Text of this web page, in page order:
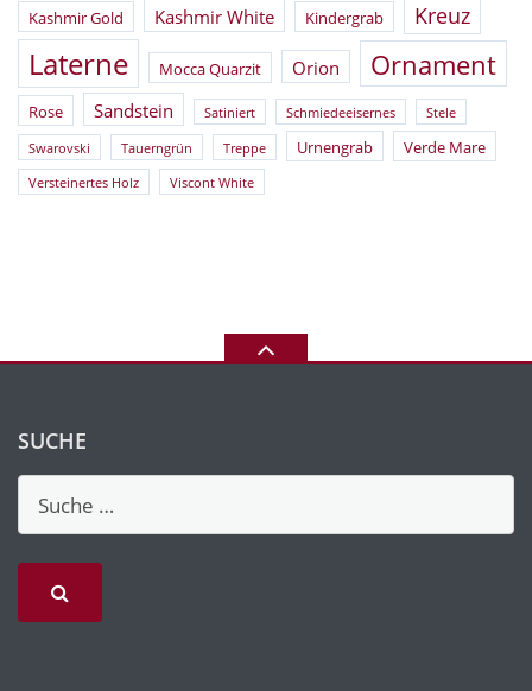
Kashmir Gold Kashmir White Kindergrab Kreuz
Laterne Mocca Quarzit Orion Ornament
Rose Sandstein Satiniert Schmiedeeisernes Stele
Swarovski Tauerngrün Treppe Urnengrab Verde Mare
Versteinertes Holz Viscont White
SUCHE